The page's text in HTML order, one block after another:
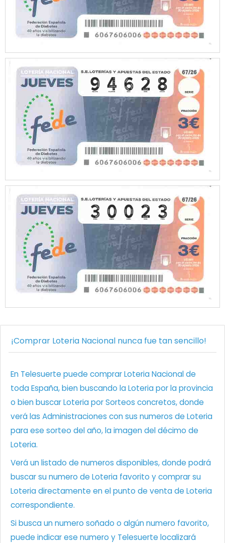
¡Comprar Loteria Nacional nunca fue tan sencillo!
En Telesuerte puede comprar Loteria Nacional de
toda España, bien buscando la Loteria por la provincia
o bien buscar Loteria por Sorteos concretos, donde
verá las Administraciones con sus numeros de Loteria
para ese sorteo del año, la imagen del décimo de
Loteria.
Verá un listado de numeros disponibles, donde podrá
buscar su numero de Loteria favorito y comprar su
Loteria directamente en el punto de venta de Loteria
correspondiente.
Si busca un numero soñado o algún numero favorito,
puede indicar ese numero y Telesuerte localizará